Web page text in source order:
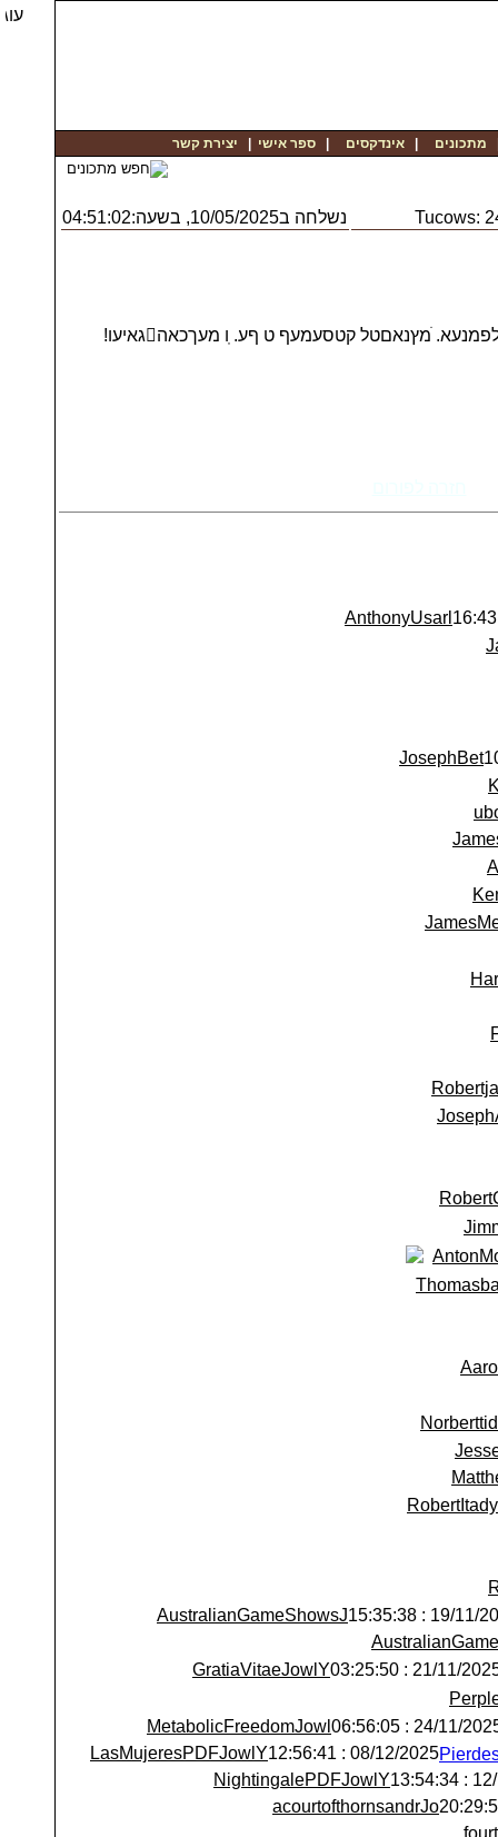
מתכונים |אינדקסים |ספר אישי יצירת קשר
Tucows: נשלחה ב10/05/2025, בשעה:04:51:02
׃במנךא המלמג ג ֿׁב ט ֻ־! ֿנמפוססטמםאכםי ךכטםטםד הכ גארודמ ךמלפמנעא. ׁמץנאםטל קטסעמעף ט ף‏ע. ֽו מעךכאהגאיעו!
AnthonyUsarl
JosephBet
RobertItady
19/11/2025 :
AustralianGameShowsJ
21/11/2025 :
GratiaVitaeJowlY
24/11/2025 :
MetabolicFreedomJowl
08/12/2025 : 12:56:41
LasMujeresPDFJowlY
12/
NightingalePDFJowlY
acourtofthornsandrJo